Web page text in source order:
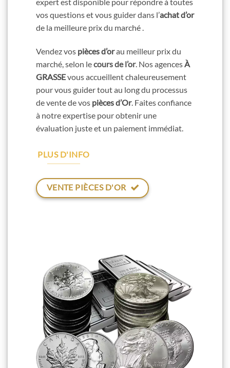
vos questions et vous guider dans l’achat d’or
de la meilleure prix du marché .
Vendez vos pièces d’orau meilleur prix du
marché, selon lecours de l’or. Nos agences À
GRASSEvous accueillent chaleureusement
pour vous guider tout au long du processus
de vente de vos pièces d’Or. Faites confiance
à notre expertise pour obtenir une
évaluation juste et un paiement immédiat.
PLUS D'INFO
VENTE PIÈCES D'OR